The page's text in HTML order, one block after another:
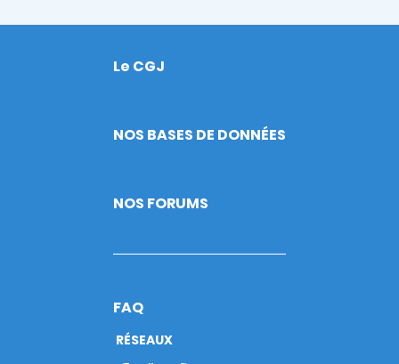
Footer
Le CGJ
NOS BASES DE DONNÉES
NOS FORUMS
FAQ
RÉSEAUX